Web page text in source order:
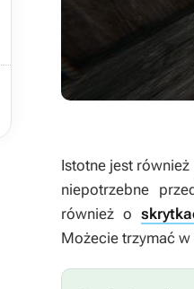
Istotne jest również
niepotrzebne
również o
Możecie trzymać